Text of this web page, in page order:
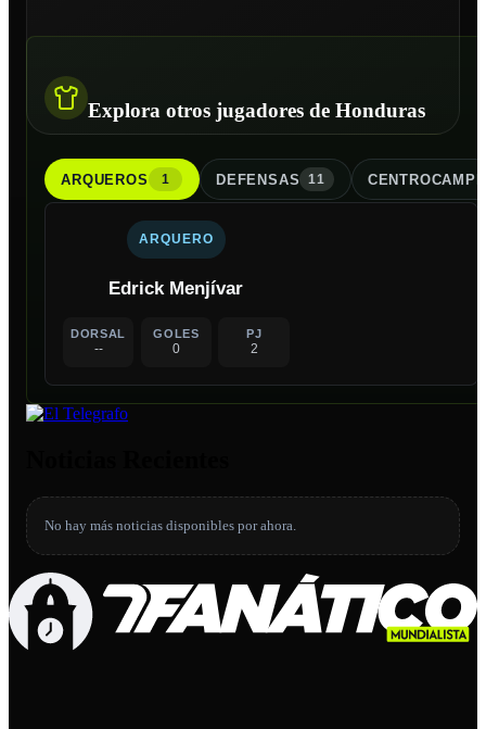
Explora otros jugadores de Honduras
ARQUEROS 1 DEFENSAS 11
ARQUERO
Edrick Menjívar
DORSAL
--
GOLES
0
PJ
2
No hay más noticias disponibles por ahora.